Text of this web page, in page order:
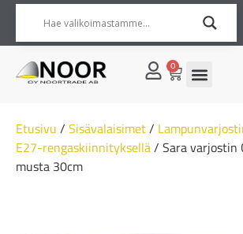
0
Etusivu / Sisävalaisimet/
E27-rengaskiinnityksellä/ Sara varjostin
musta 30cm